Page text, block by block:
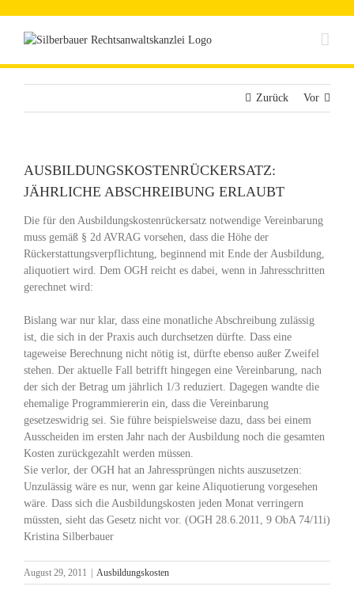
springen
Zurück Vor
AUSBILDUNGSKOSTENRÜCKERSATZ:
JÄHRLICHE ABSCHREIBUNG ERLAUBT
Die für den Ausbildungskostenrückersatz notwendige Vereinbarung
muss gemäß § 2d AVRAG vorsehen, dass die Höhe der
Rückerstattungsverpflichtung, beginnend mit Ende der Ausbildung,
aliquotiert wird. Dem OGH reicht es dabei, wenn in Jahresschritten
gerechnet wird:
Bislang war nur klar, dass eine monatliche Abschreibung zulässig
ist, die sich in der Praxis auch durchsetzen dürfte. Dass eine
tageweise Berechnung nicht nötig ist, dürfte ebenso außer Zweifel
stehen. Der aktuelle Fall betrifft hingegen eine Vereinbarung, nach
der sich der Betrag um jährlich 1/3 reduziert. Dagegen wandte die
ehemalige Programmiererin ein, dass die Vereinbarung
gesetzeswidrig sei. Sie führe beispielsweise dazu, dass bei einem
Ausscheiden im ersten Jahr nach der Ausbildung noch die gesamten
Kosten zurückgezahlt werden müssen.
Sie verlor, der OGH hat an Jahressprüngen nichts auszusetzen:
Unzulässig wäre es nur, wenn gar keine Aliquotierung vorgesehen
wäre. Dass sich die Ausbildungskosten jeden Monat verringern
müssten, sieht das Gesetz nicht vor. (OGH 28.6.2011, 9 ObA 74/11i)
Kristina Silberbauer
August 29, 2011 Ausbildungskosten